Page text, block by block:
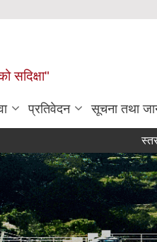
सदिक्षा"
प्रतिवेदन सूचना तथा
स्तरवृद्धि